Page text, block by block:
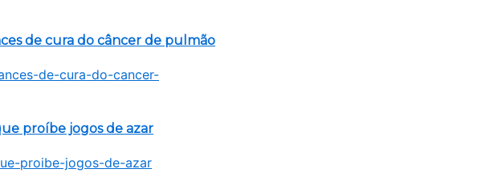
de cura do câncer de pulmão
proíbe jogos de azar